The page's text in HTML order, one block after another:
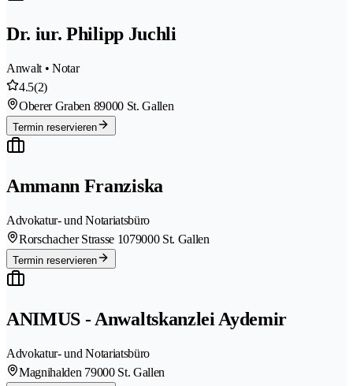
Dr. iur. Philipp Juchli
Anwalt • Notar
4.5(2)
Oberer Graben 89000 St. Gallen
Termin reservieren
Ammann Franziska
Advokatur- und Notariatsbüro
Rorschacher Strasse 1079000 St. Gallen
Termin reservieren
ANIMUS - Anwaltskanzlei Aydemir
Advokatur- und Notariatsbüro
Magnihalden 79000 St. Gallen